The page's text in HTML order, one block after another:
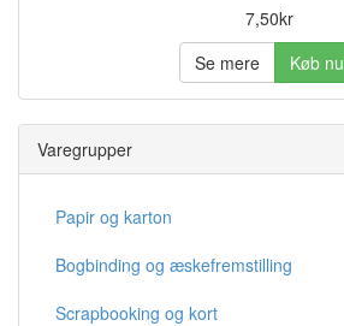
7,50kr
Se mere
Køb nu
Varegrupper
Papir og karton
Bogbinding og æskefremstilling
Scrapbooking og kort